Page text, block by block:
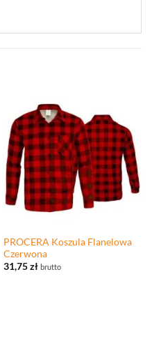
PROCERA Koszula Flanelowa
Czerwona
31,75zł brutto